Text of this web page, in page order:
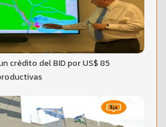
crédito del BID por US$ 85